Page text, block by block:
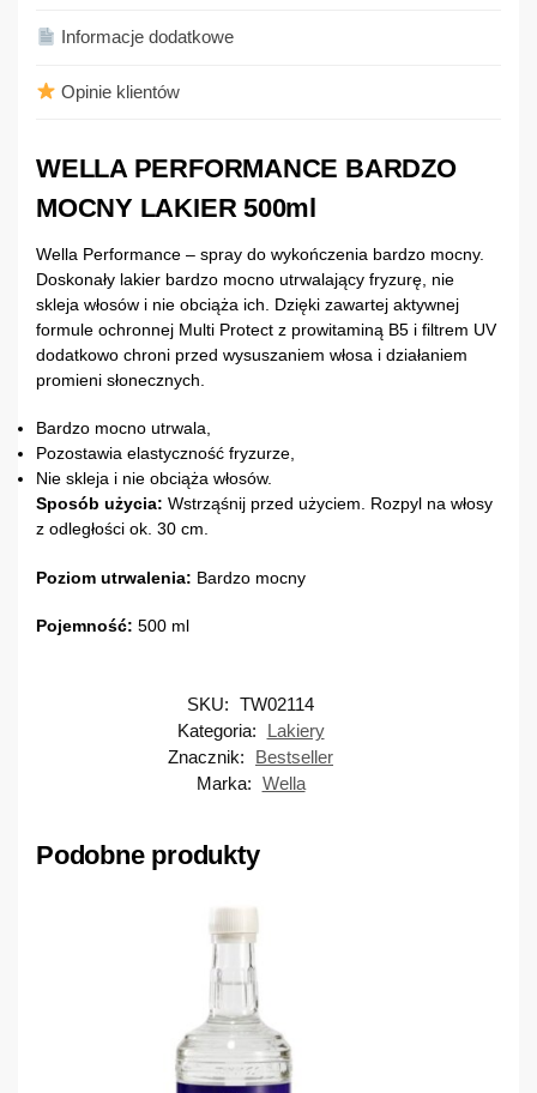
Informacje dodatkowe
Opinie klientów
WELLA PERFORMANCE BARDZO
MOCNY LAKIER 500ml
Wella Performance – spray do wykończenia bardzo mocny.
Doskonały lakier bardzo mocno utrwalający fryzurę, nie
skleja włosów i nie obciąża ich. Dzięki zawartej aktywnej
formule ochronnej Multi Protect z prowitaminą B5 i filtrem UV
dodatkowo chroni przed wysuszaniem włosa i działaniem
promieni słonecznych.
Bardzo mocno utrwala,
Pozostawia elastyczność fryzurze,
Nie skleja i nie obciąża włosów.
Sposób użycia: Wstrząśnij przed użyciem. Rozpyl na włosy
z odległości ok. 30 cm.
Poziom utrwalenia: Bardzo mocny
Pojemność: 500 ml
SKU: TW02114
Kategoria:
Lakiery
Znacznik:
Bestseller
Marka: Wella
Podobne produkty